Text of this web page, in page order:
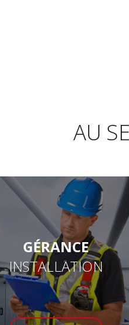
AU
GÉRANCE
INSTALLATION